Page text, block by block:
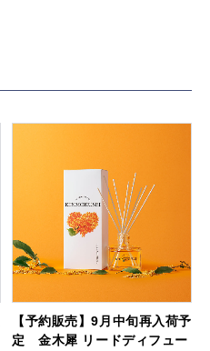
【予約販売】9月中旬再入荷予
定 金木犀 リードディフュー